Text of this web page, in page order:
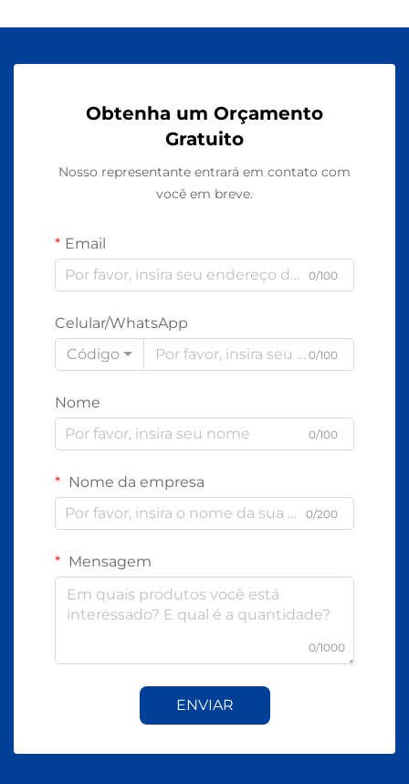
Obtenha um Orçamento
Gratuito
Nosso representante entrará em contato com
você em breve.
Email
0/100
Celular/WhatsApp
Código
0/100
Nome
0/100
Nome da empresa
0/200
Mensagem
0/1000
ENVIAR